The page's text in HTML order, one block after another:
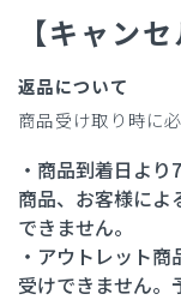
【キャン
返品について
商品受け取り時に
・商品到着日よ
商品、お客様によ
できません。
・アウトレット
受けできません。